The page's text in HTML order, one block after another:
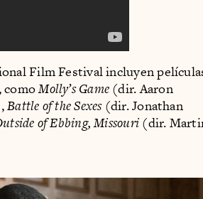
Film Festival incluyen
comoMolly’s Game (dir. Aaron
Battle of the Sexes (dir. Jonathan
of Ebbing, Missouri (dir.